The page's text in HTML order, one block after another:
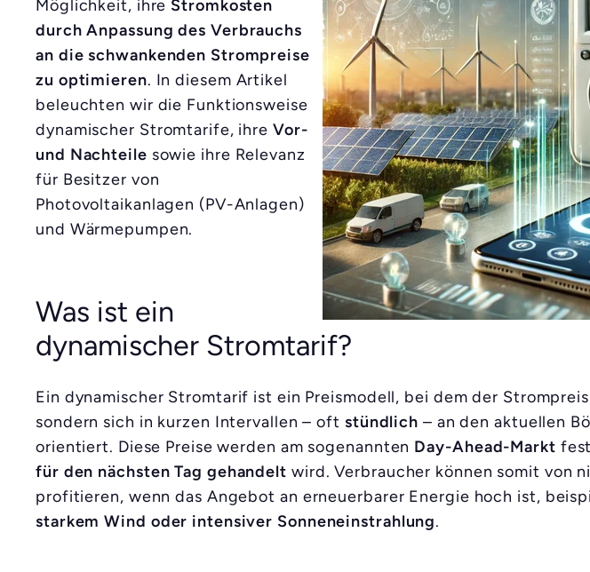
Möglichkeit, ihre Stromkosten
durch Anpassung des Verbrauchs
an die schwankenden Strompreise
zu optimieren. In diesem Artikel
beleuchten wir die Funktionsweise
dynamischer Stromtarife, ihre Vor-
und Nachteile sowie ihre Relevanz
für Besitzer von
Photovoltaikanlagen (PV-Anlagen)
und Wärmepumpen.
Was ist ein
dynamischer Stromtarif?
Ein dynamischer Stromtarif ist ein Preismodell, bei dem der
sondern sich in kurzen Intervallen – oft stündlich – an den aktuellen
orientiert. Diese Preise werden am sogenannten Day-Ahead-Markt
für den nächsten Tag gehandelt wird. Verbraucher können somit von
profitieren, wenn das Angebot an erneuerbarer Energie hoch ist,
starkem Wind oder intensiver Sonneneinstrahlung.